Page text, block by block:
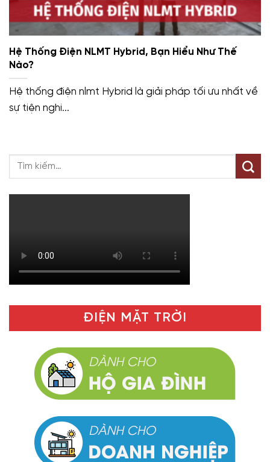
Hệ Thống Điện NLMT Hybrid, Bạn Hiểu Như Thế
Nào?
Hệ thống điện nlmt Hybrid là giải pháp tối ưu nhất về
sự tiện nghi...
ĐIỆN MẶT TRỜI